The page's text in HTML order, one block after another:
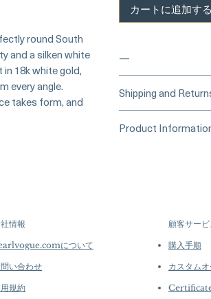
round South
and a silken white
18k white gold,
every angle.
takes form, and
カートに追加する
—
____Buy
Shipping and
At Pearl Vogue,
purchase.more
Product
White, Very High
Accessories:
情報
について
い合わせ
規約
顧客サービ
購入手順
カスタム